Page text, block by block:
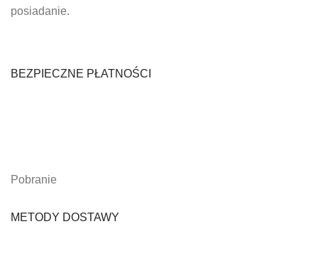
posiadanie.
BEZPIECZNE PŁATNOŚCI
Pobranie
METODY DOSTAWY